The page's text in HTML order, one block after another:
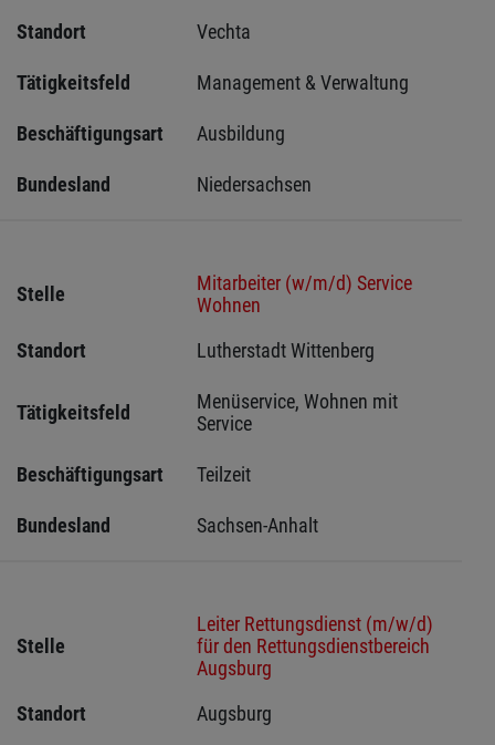
Standort
Vechta
Tätigkeitsfeld Management & Verwaltung
Beschäftigungsart Ausbildung
Bundesland Niedersachsen
Stelle
Mitarbeiter (w/m/d) Service
Wohnen
Standort
Lutherstadt Wittenberg
Tätigkeitsfeld
Menüservice, Wohnen mit
Service
Beschäftigungsart Teilzeit
Bundesland Sachsen-Anhalt
Stelle
Leiter Rettungsdienst (m/w/d)
für den Rettungsdienstbereich
Augsburg
Standort
Augsburg